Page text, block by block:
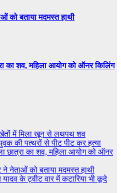
को बताया मदमस्त हाथी
का शव, महिला आयोग को ऑनर किलिंग
में मिला खून से लथपथ शव
की पत्थरों से पीट पीट कर हत्या
छात्रा का शव, महिला आयोग को ऑनर
ने नेताओं को बताया मदमस्त हाथी
के ट्वीट वार में कटारिया भी कूदे